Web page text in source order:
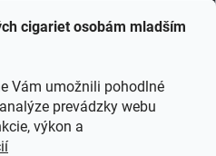
cigariet osobám mladším
Vám umožnili pohodlné
prevádzky webu
výkon a
PODMIENKY